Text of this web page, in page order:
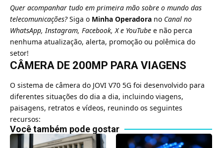
Quer acompanhar tudo em primeira mão sobre o mundo das
telecomunicações?Siga o Minha Operadora no Canal no
WhatsApp,Instagram, Facebook,Xe YouTube e não perca
nenhuma atualização, alerta, promoção ou polêmica do
setor!
CÂMERA DE 200MP PARA VIAGENS
O sistema de câmera do JOVI V70 5G foi desenvolvido para
diferentes situações do dia a dia, incluindo viagens,
paisagens, retratos e vídeos, reunindo os seguintes
recursos:
Você também pode gostar